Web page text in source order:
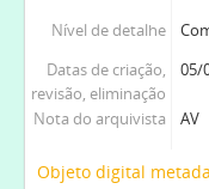
Nível de detalhe
Datas de criação,
revisão, eliminação
05/
Nota do arquivista AV
Objeto digital